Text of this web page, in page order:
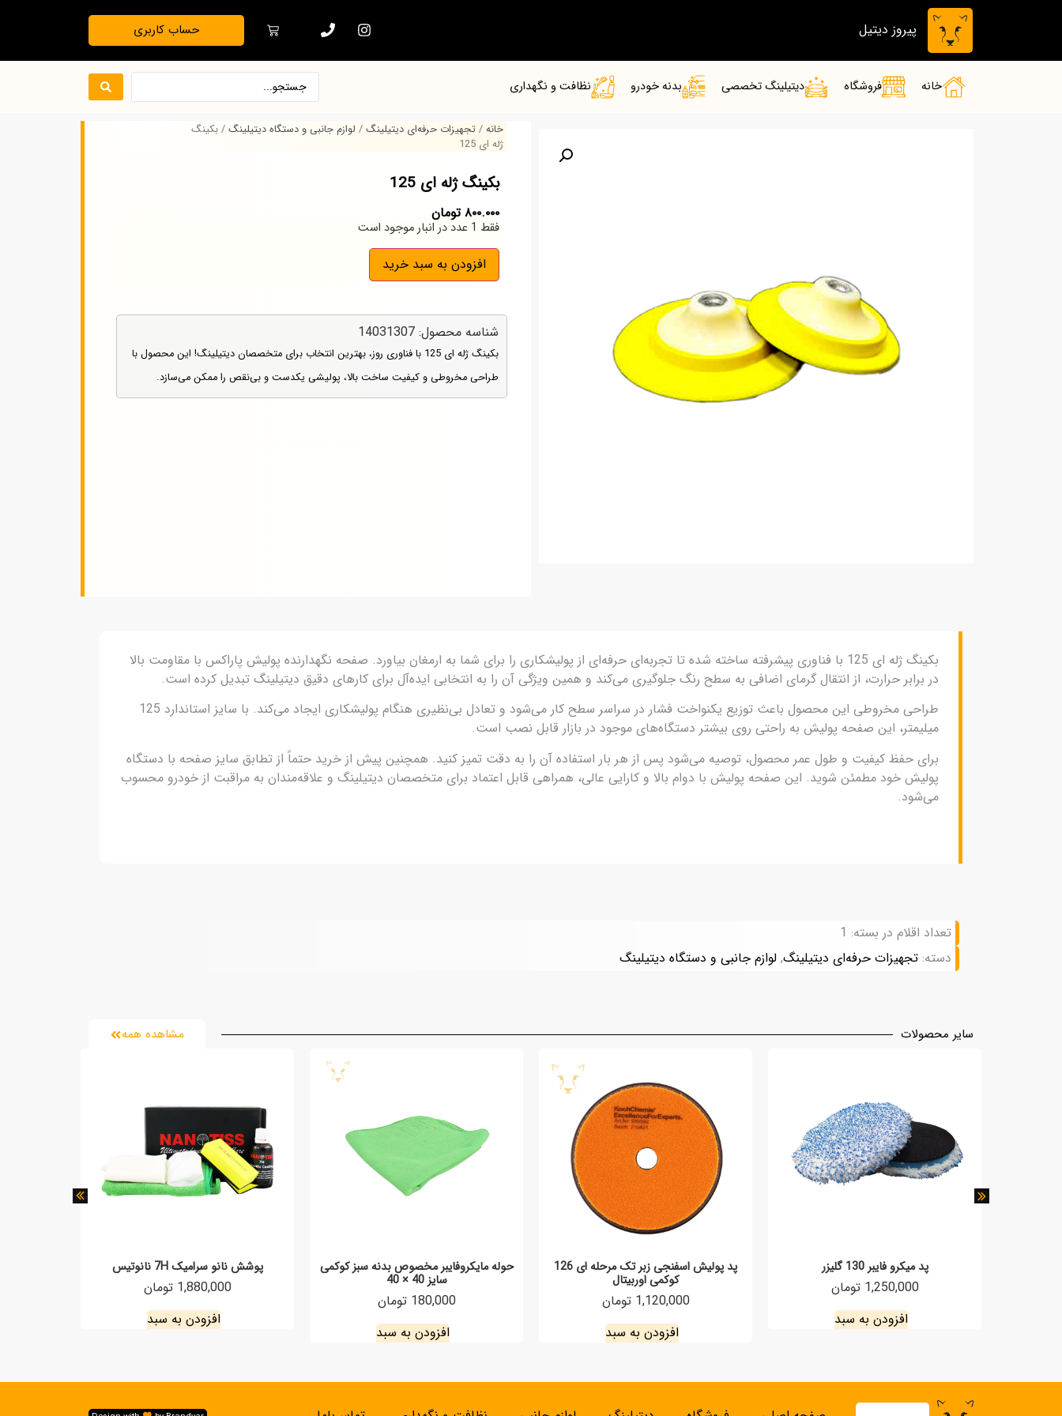
پیروز دیتیل حساب کاربری
خانه فروشگاه دیتیلینگ تخصصی بدنه خودرو نظافت و نگهداری
خانه / تجهیزات حرفه‌ای دیتیلینگ / لوازم جانبی و دستگاه‌ دیتیلینگ / بکینگ
ژله ای 125
بکینگ ژله ای 125
۸۰۰.۰۰۰ تومان
فقط 1 عدد در انبار موجود است
افزودن به سبد خرید
شناسه محصول: 14031307
بکینگ ژله ای 125 با فناوری روز، بهترین انتخاب برای متخصصان دیتیلینگ! این محصول با
طراحی مخروطی و کیفیت ساخت بالا، پولیشی یکدست و بی‌نقص را ممکن می‌سازد.
بکینگ ژله ای 125 با فناوری پیشرفته ساخته شده تا تجربه‌ای حرفه‌ای از پولیشکاری را برای شما به ارمغان بیاورد. صفحه نگهدارنده پولیش پاراکس با مقاومت بالا
در برابر حرارت، از انتقال گرمای اضافی به سطح رنگ جلوگیری می‌کند و همین ویژگی آن را به انتخابی ایده‌آل برای کارهای دقیق دیتیلینگ تبدیل کرده است.
طراحی مخروطی این محصول باعث توزیع یکنواخت فشار در سراسر سطح کار می‌شود و تعادل بی‌نظیری هنگام پولیشکاری ایجاد می‌کند. با سایز استاندارد 125
میلیمتر، این صفحه پولیش به راحتی روی بیشتر دستگاه‌های موجود در بازار قابل نصب است.
برای حفظ کیفیت و طول عمر محصول، توصیه می‌شود پس از هر بار استفاده آن را به دقت تمیز کنید. همچنین پیش از خرید حتماً از تطابق سایز صفحه با دستگاه
پولیش خود مطمئن شوید. این صفحه پولیش با دوام بالا و کارایی عالی، همراهی قابل اعتماد برای متخصصان دیتیلینگ و علاقه‌مندان به مراقبت از خودرو محسوب
می‌شود.
تعداد اقلام در بسته: 1
دسته: تجهیزات حرفه‌ای دیتیلینگ, لوازم جانبی و دستگاه‌ دیتیلینگ
سایر محصولات مشاهده همه
پد میکرو فایبر 130 گلیزر
1,250,000 تومان
افزودن به سبد
پد پولیش اسفنجی زبر تک مرحله ای 126
کوکمی اوربیتال
1,120,000 تومان
افزودن به سبد
حوله مایکروفایبر مخصوص بدنه سبز کوکمی
سایز 40 × 40
180,000 تومان
افزودن به سبد
پوشش نانو سرامیک 7H نانوتیس
1,880,000 تومان
افزودن به سبد